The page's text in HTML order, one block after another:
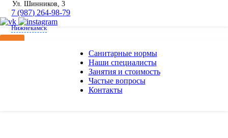
Санитарные нормы
Наши специалисты
Занятия и стоимость
Частые вопросы
Контакты
Нижнекамск
Ул. Шинников, 3
7 (987) 264-98-79